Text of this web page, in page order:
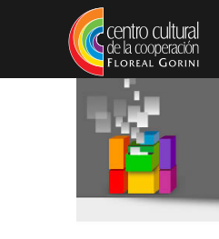
Pasar al contenido principal